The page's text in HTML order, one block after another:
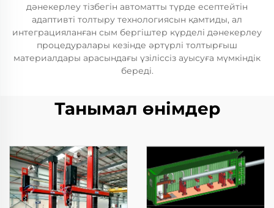
дәнекерлеу тізбегін автоматты түрде есептейтін
адаптивті толтыру технологиясын қамтиды, ал
интеграцияланған сым бергіштер күрделі дәнекерлеу
процедуралары кезінде әртүрлі толтырғыш
материалдары арасындағы үзіліссіз ауысуға мүмкіндік
береді.
Танымал өнімдер